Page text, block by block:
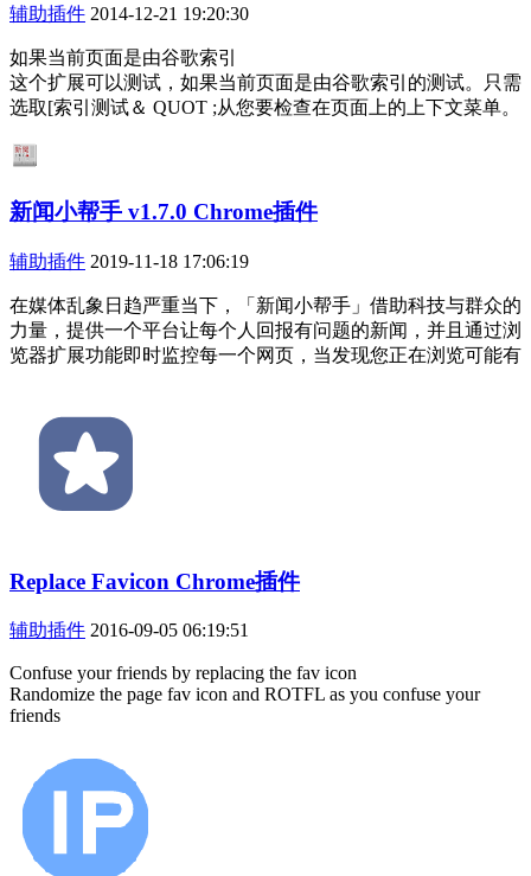
辅助插件 2014-12-21 19:20:30
如果当前页面是由谷歌索引
这个扩展可以测试，如果当前页面是由谷歌索引的测试。只需
选取[索引测试＆ QUOT ;从您要检查在页面上的上下文菜单。
新闻小帮手 v1.7.0 Chrome插件
辅助插件 2019-11-18 17:06:19
在媒体乱象日趋严重当下，「新闻小帮手」借助科技与群众的
力量，提供一个平台让每个人回报有问题的新闻，并且通过浏
览器扩展功能即时监控每一个网页，当发现您正在浏览可能有
Replace Favicon Chrome插件
辅助插件 2016-09-05 06:19:51
Confuse your friends by replacing the fav icon
Randomize the page fav icon and ROTFL as you confuse your
friends